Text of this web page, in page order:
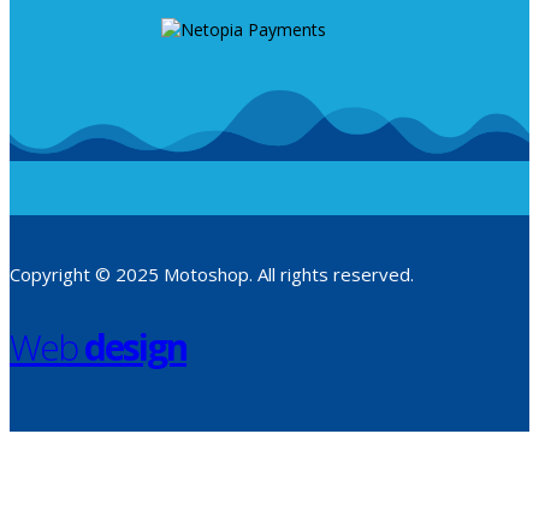
Copyright © 2025 Motoshop. All rights reserved.
Webdesign